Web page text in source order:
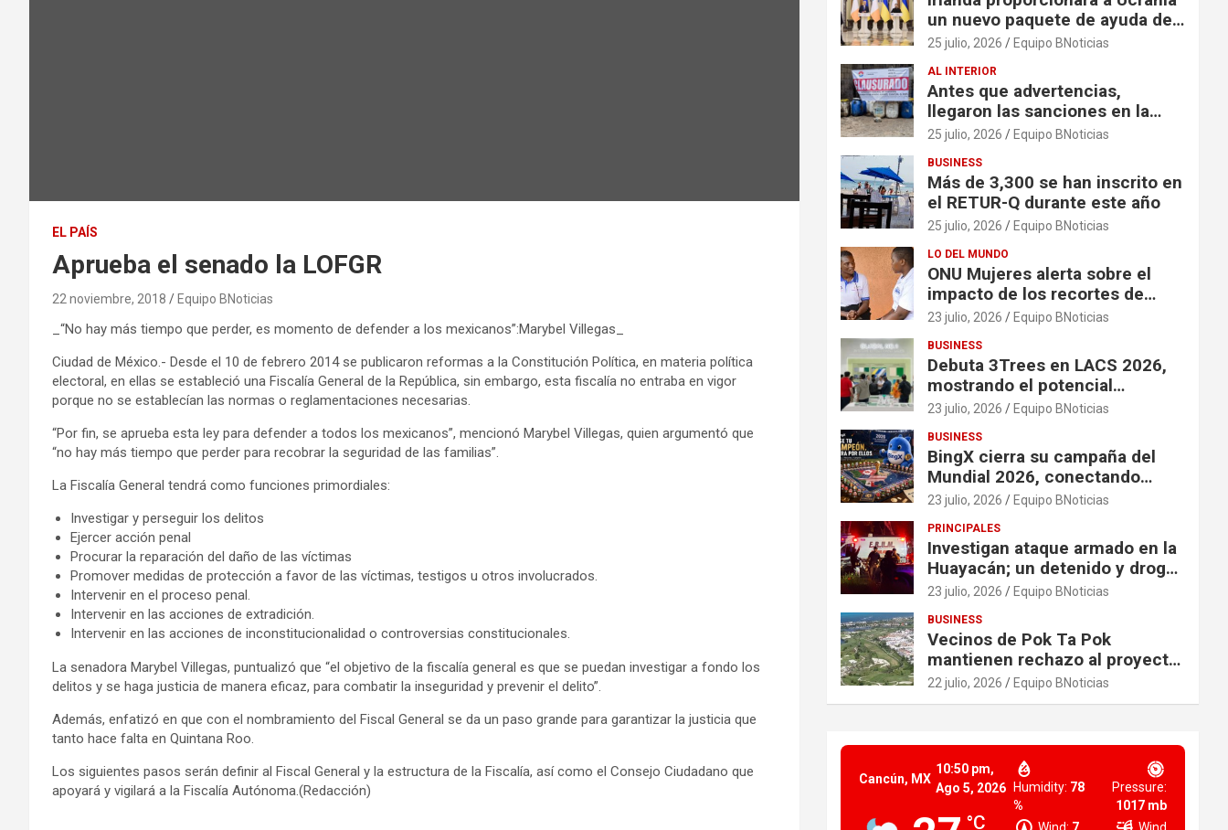
EL PAÍS
Aprueba el senado la LOFGR
22 noviembre, 2018 Equipo BNoticias
_“No hay más tiempo que perder, es momento de defender a los mexicanos”:Marybel Villegas_
Ciudad de México.- Desde el 10 de febrero 2014 se publicaron reformas a la Constitución Política, en materia política
electoral, en ellas se estableció una Fiscalía General de la República, sin embargo, esta fiscalía no entraba en vigor
porque no se establecían las normas o reglamentaciones necesarias.
​“Por fin, se aprueba esta ley para defender a todos los mexicanos”, mencionó Marybel Villegas, quien argumentó que
“no hay más tiempo que perder para recobrar la seguridad de las familias”.
La Fiscalía General tendrá como funciones primordiales:
Investigar y perseguir los delitos
Ejercer acción penal
Procurar la reparación del daño de las víctimas
Promover medidas de protección a favor de las víctimas, testigos u otros involucrados.
Intervenir en el proceso penal.
Intervenir en las acciones de extradición.
Intervenir en las acciones de inconstitucionalidad o controversias constitucionales.
La senadora Marybel Villegas, puntualizó que “el objetivo de la fiscalía general es que se puedan investigar a fondo los
delitos y se haga justicia de manera eficaz, para combatir la inseguridad y prevenir el delito”.
​Además, enfatizó en que con el nombramiento del Fiscal General se da un paso grande para garantizar la justicia que
tanto hace falta en Quintana Roo.
​Los siguientes pasos serán definir al Fiscal General y la estructura de la Fiscalía, así como el Consejo Ciudadano que
apoyará y vigilará a la Fiscalía Autónoma.(Redacción)
un nuevo paquete de ayuda de
125 millones de euros
25 julio, 2026 Equipo BNoticias
AL INTERIOR
Antes que advertencias,
llegaron las sanciones en la
colonia El Milagro
25 julio, 2026 Equipo BNoticias
BUSINESS
Más de 3,300 se han inscrito en
el RETUR-Q durante este año
25 julio, 2026 Equipo BNoticias
LO DEL MUNDO
ONU Mujeres alerta sobre el
impacto de los recortes de
financiación en organizaciones
en contextos de crisis
23 julio, 2026 Equipo BNoticias
BUSINESS
Debuta 3Trees en LACS 2026,
mostrando el potencial
ecológico de China en América
23 julio, 2026 Equipo BNoticias
BUSINESS
BingX cierra su campaña del
Mundial 2026, conectando
comunidades a través de
23 julio, 2026 Equipo BNoticias
PRINCIPALES
Investigan ataque armado en la
Huayacán; un detenido y droga
asegurada tras persecución
23 julio, 2026 Equipo BNoticias
BUSINESS
Vecinos de Pok Ta Pok
mantienen rechazo al proyecto
Bosque Real
22 julio, 2026 Equipo BNoticias
Cancún, MX
10:50 pm,
Ago 5, 2026
°C
Humidity: 78
%
Pressure:
1017 mb